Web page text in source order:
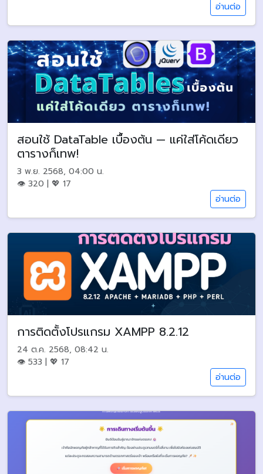
อ่านต่อ
สอนใช้ DataTable เบื้องต้น — แค่ใส่โค้ดเดียว
ตารางก็เทพ!
3 พ.ย. 2568, 04:00 น.
👁 320 | 💖 17
อ่านต่อ
การติดตั้งโปรแกรม XAMPP 8.2.12
24 ต.ค. 2568, 08:42 น.
👁 533 | 💖 17
อ่านต่อ